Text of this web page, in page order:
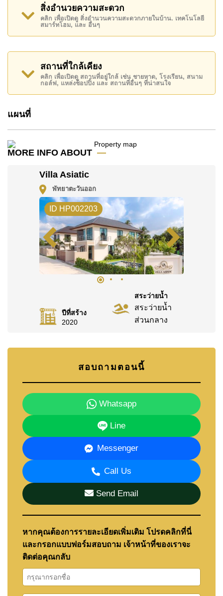
วงจรปิด, ฟิตเนส
สถานที่สำคัญใกล้ Villa Asiatic ได้แก่: ใกล้ทางด่วน
มอเตอร์เวย์หรือทางหลวง, บิ๊กซี เอ็กซ์ตร้า , เทอร์มินอล
21, มินิสยาม , สยามคันทรีคลับ (สนามเก่า ไร่ ริมน้ำ และ
โรลลิ่งฮิลส์), พัทยาคันทรีคลับ , รพ.กรุงเทพพัทยา, โรง
พยาบาลบางละมุง
อสังหาริมทรัพย์นี้มีไว้สำหรับขายในราคา ฿ 14,500,000
บาท
ค้นพบโอกาสในการทำให้ที่อยู่อาศัยนี้เป็นบ้านในฝันของ
ติดต่อ Cornerstone Real Estate โทร +6638411250
หรือ อีเมลinfo@cornerstone.co.th
WhatsApp ของสำนักงาน: +66807945904
@cornerstonepattaya
สิ่งอำนวยความสะดวก
คลิก เพื่อเปิดดู สิ่งอำนวนความสะดวกภายในบ้าน. เทคโนโลยี
สมาร์ทโฮม, และ อื่นๆ
สถานที่ใกล้เคียง
คลิก เพื่อเปิดดู สถานที่อยู่ใกล้ เช่น ชายหาด, โรงเรียน, สนาม
กอล์ฟ, แหล่งช็อปปิ้ง และ สถานที่อื่นๆ ที่น่าสนใจ
แผนที่
MORE INFO ABOUT
Villa Asiatic
พัทยาตะวันออก
ID HP002203
ปีที่สร้าง
2020
สระว่ายน้ำ
สระว่ายน้ำ
ส่วนกลาง
สอบถามตอนนี้
Whatsapp
Line
Messenger
Call Us
Send Email
หากคุณต้องการรายละเอียดเพิ่มเติม โปรดคลิกที่นี่
และกรอกแบบฟอร์มสอบถาม เจ้าหน้าที่ของเราจะ
ติดต่อคุณกลับ